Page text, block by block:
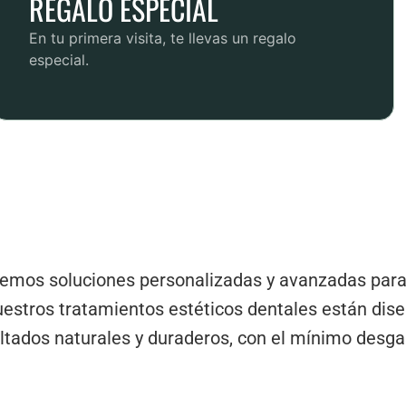
En tu primera visita, te llevas un regalo
especial.
soluciones personalizadas y avanzadas
tratamientos estéticos dentales están
naturales y duraderos, con el mínimo